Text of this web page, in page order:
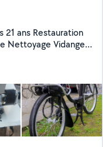
jantes Distribution